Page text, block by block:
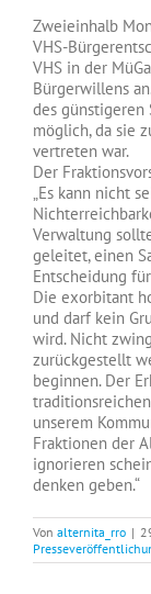
Zweieinhalb
VHS-
VHS in der
Bürgerwillens
des günstigeren
möglich, da sie
vertreten war.
Der
„Es kann nicht
Verwaltung
geleitet, einen
Entscheidung
Die exorbitant
und darf kein
wird. Nicht
zurückgestellt
beginnen. Der
unserem
Fraktionen der
ignorieren
denken geben.“
Von alternita_rro |